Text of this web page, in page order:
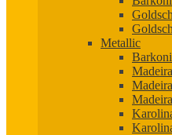
Metallic